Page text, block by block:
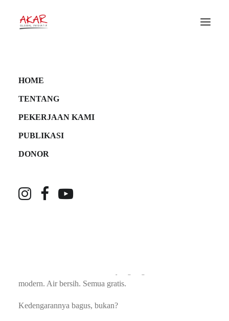
HOME
TENTANG
PEKERJAAN KAMI
PUBLIKASI
DONOR
Ketika Minyak Lebih
modern. Air bersih. Semua gratis.
Kedengarannya bagus, bukan?